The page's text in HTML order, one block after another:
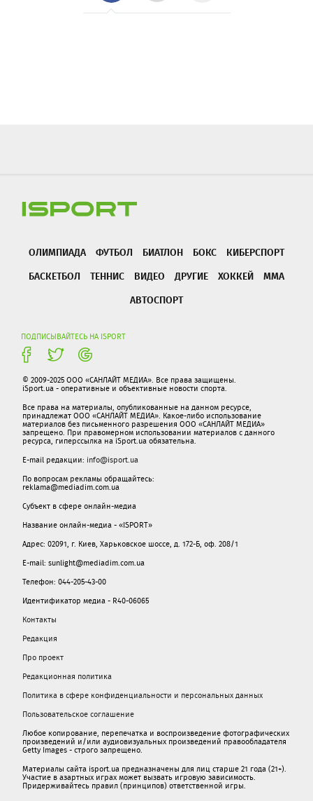
ОЛИМПИАДА ФУТБОЛ БИАТЛОН БОКС
КИБЕРСПОРТ
БАСКЕТБОЛ
ТЕННИС ВИДЕО ДРУГИЕ ХОККЕЙ
ММА
АВТОСПОРТ
ПОДПИСЫВАЙТЕСЬ НА ISPORT
© 2009-2025 ООО «САНЛАЙТ МЕДИА». Все права защищены.
iSport.ua - оперативные и объективные новости спорта.
Все права на материалы, опубликованные на данном ресурсе,
принадлежат ООО «САНЛАЙТ МЕДИА». Какое-либо использование
материалов без письменного разрешения ООО «САНЛАЙТ МЕДИА»
запрещено. При правомерном использовании материалов с данного
ресурса, гиперссылка на iSport.ua обязательна.
E-mail редакции: info@isport.ua
По вопросам рекламы обращайтесь:
reklama@mediadim.com.ua
Субъект в сфере онлайн-медиа
Название онлайн-медиа - «ISPORT»
Адрес: 02091, г. Киев, Харьковское шоссе, д. 172-Б, оф. 208/1
E-mail: sunlight@mediadim.com.ua
Телефон: 044-205-43-00
Идентификатор медиа - R40-06065
Контакты
Редакция
Про проект
Редакционная политика
Политика в сфере конфиденциальности и персональных данных
Пользовательское соглашение
Любое копирование, перепечатка и воспроизведение фотографических
произведений и/или аудиовизуальных произведений правообладателя
Getty Images - строго запрещено.
Материалы сайта isport.ua предназначены для лиц старше 21 года (21+).
Участие в азартных играх может вызвать игровую зависимость.
Придерживайтесь правил (принципов) ответственной игры.